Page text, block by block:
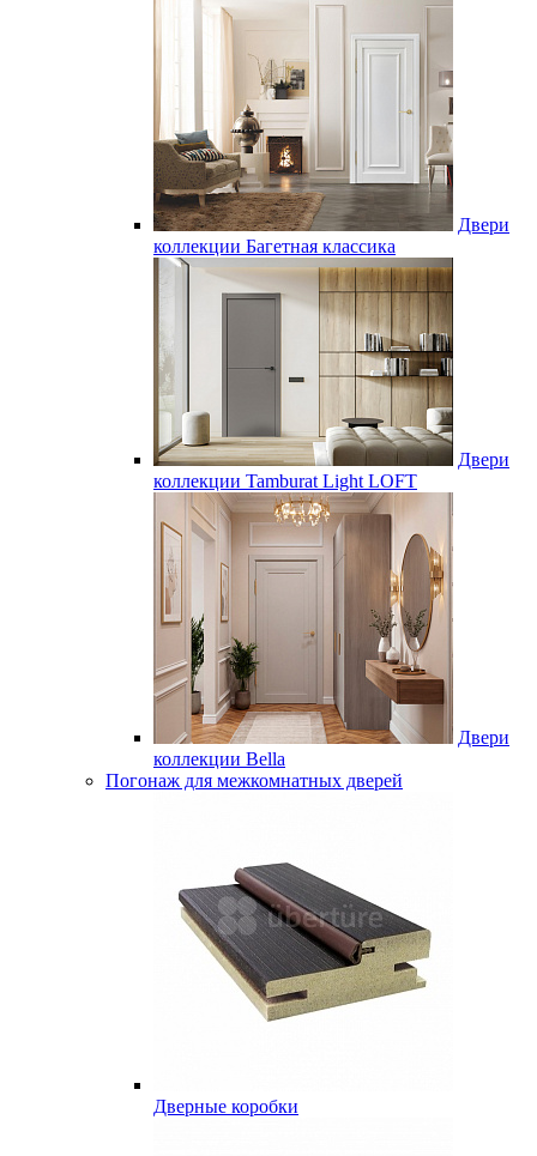
Двери
коллекции Багетная классика
Двери
коллекции Tamburat Light LOFT
Двери
коллекции Bella
Погонаж для межкомнатных дверей
Дверные коробки